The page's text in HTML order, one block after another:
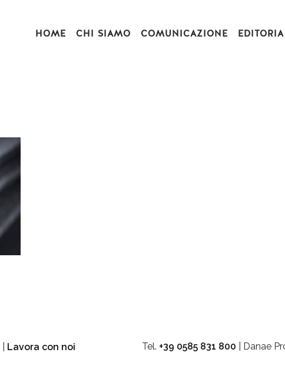
HOME CHI SIAMO COMUNICAZIONE EDITORIA
Lavora con noi Tel. +39 0585 831 800 | Danae